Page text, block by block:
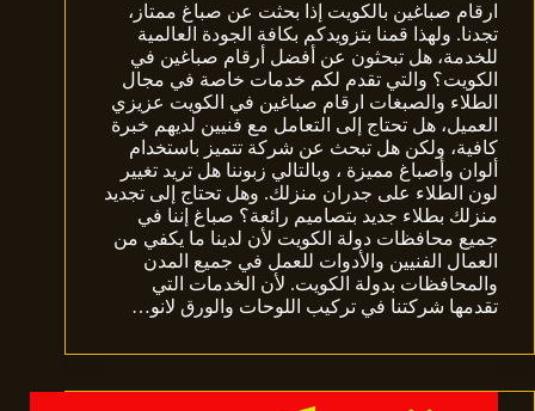
ارقام صباغين بالكويت إذا بحثت عن صباغ ممتاز،
تجدنا. ولهذا قمنا بتزويدكم بكافة الجودة العالمية
للخدمة، هل تبحثون عن أفضل أرقام صباغين في
الكويت؟ والتي تقدم لكم خدمات خاصة في مجال
الطلاء والصبغات ارقام صباغين في الكويت عزيزي
العميل، هل تحتاج إلى التعامل مع فنيين لديهم خبرة
كافية، ولكن هل تبحث عن شركة تتميز باستخدام
ألوان وأصباغ مميزة ، وبالتالي زبوننا هل تريد تغيير
لون الطلاء على جدران منزلك. وهل تحتاج إلى تجديد
منزلك بطلاء جديد بتصاميم رائعة؟ صباغ إننا في
جميع محافظات دولة الكويت لأن لدينا ما يكفي من
العمال الفنيين والأدوات للعمل في جميع المدن
والمحافظات بدولة الكويت. لأن الخدمات التي
تقدمها شركتنا في تركيب اللوحات والورق لانو…